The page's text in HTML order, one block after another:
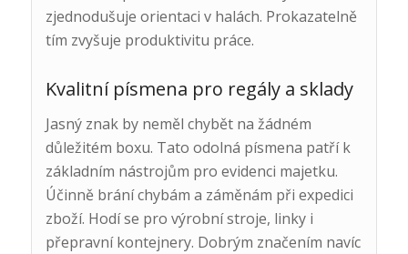
zjednodušuje orientaci v halách. Prokazatelně
tím zvyšuje produktivitu práce.
Kvalitní písmena pro regály a sklady
Jasný znak by neměl chybět na žádném
důležitém boxu. Tato odolná písmena patří k
základním nástrojům pro evidenci majetku.
Účinně brání chybám a záměnám při expedici
zboží. Hodí se pro výrobní stroje, linky i
přepravní kontejnery. Dobrým značením navíc